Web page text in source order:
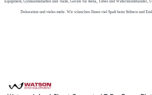
Equipment, Gymnastikmatten und -bälle, Geräte für Reha, Tubes und Widerstandsbänder,
Dekoration und vieles mehr. Wir wünschen Ihnen viel Spaß beim Stöbern und